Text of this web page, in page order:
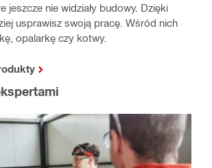
jeszcze nie widziały budowy. Dzięki
usprawisz swoją pracę. Wśród nich
opalarkę czy kotwy.